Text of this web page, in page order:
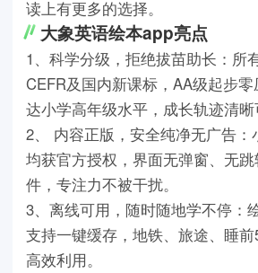
读上有更多的选择。
大象英语绘本app亮点
1、科学分级，拒绝拔苗助长：所
CEFR及国内新课标，AA级起步
达小学高年级水平，成长轨迹清晰
2、 内容正版，安全纯净无广告：
均获官方授权，界面无弹窗、无
件，专注力不被干扰。
3、离线可用，随时随地学不停：
支持一键缓存，地铁、旅途、睡
高效利用。